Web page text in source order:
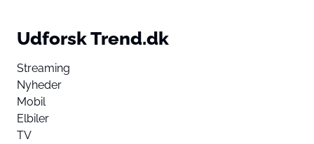
Udforsk Trend.dk
Streaming
Nyheder
Mobil
Elbiler
TV